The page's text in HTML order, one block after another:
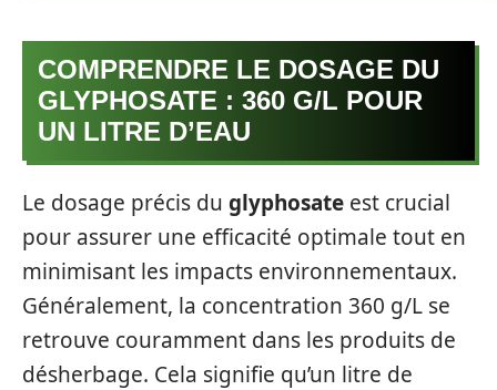
COMPRENDRE LE DOSAGE DU
GLYPHOSATE : 360 G/L POUR
UN LITRE D’EAU
Le dosage précis du glyphosate est crucial
pour assurer une efficacité optimale tout en
minimisant les impacts environnementaux.
Généralement, la concentration 360 g/L se
retrouve couramment dans les produits de
désherbage. Cela signifie qu’un litre de